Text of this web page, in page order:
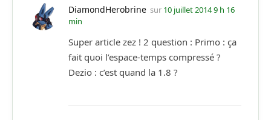
DiamondHerobrine sur 10 juillet 2014 9 h 16
min
Super article zez ! 2 question : Primo : ça
fait quoi l’espace-temps compressé ?
Dezio : c’est quand la 1.8 ?